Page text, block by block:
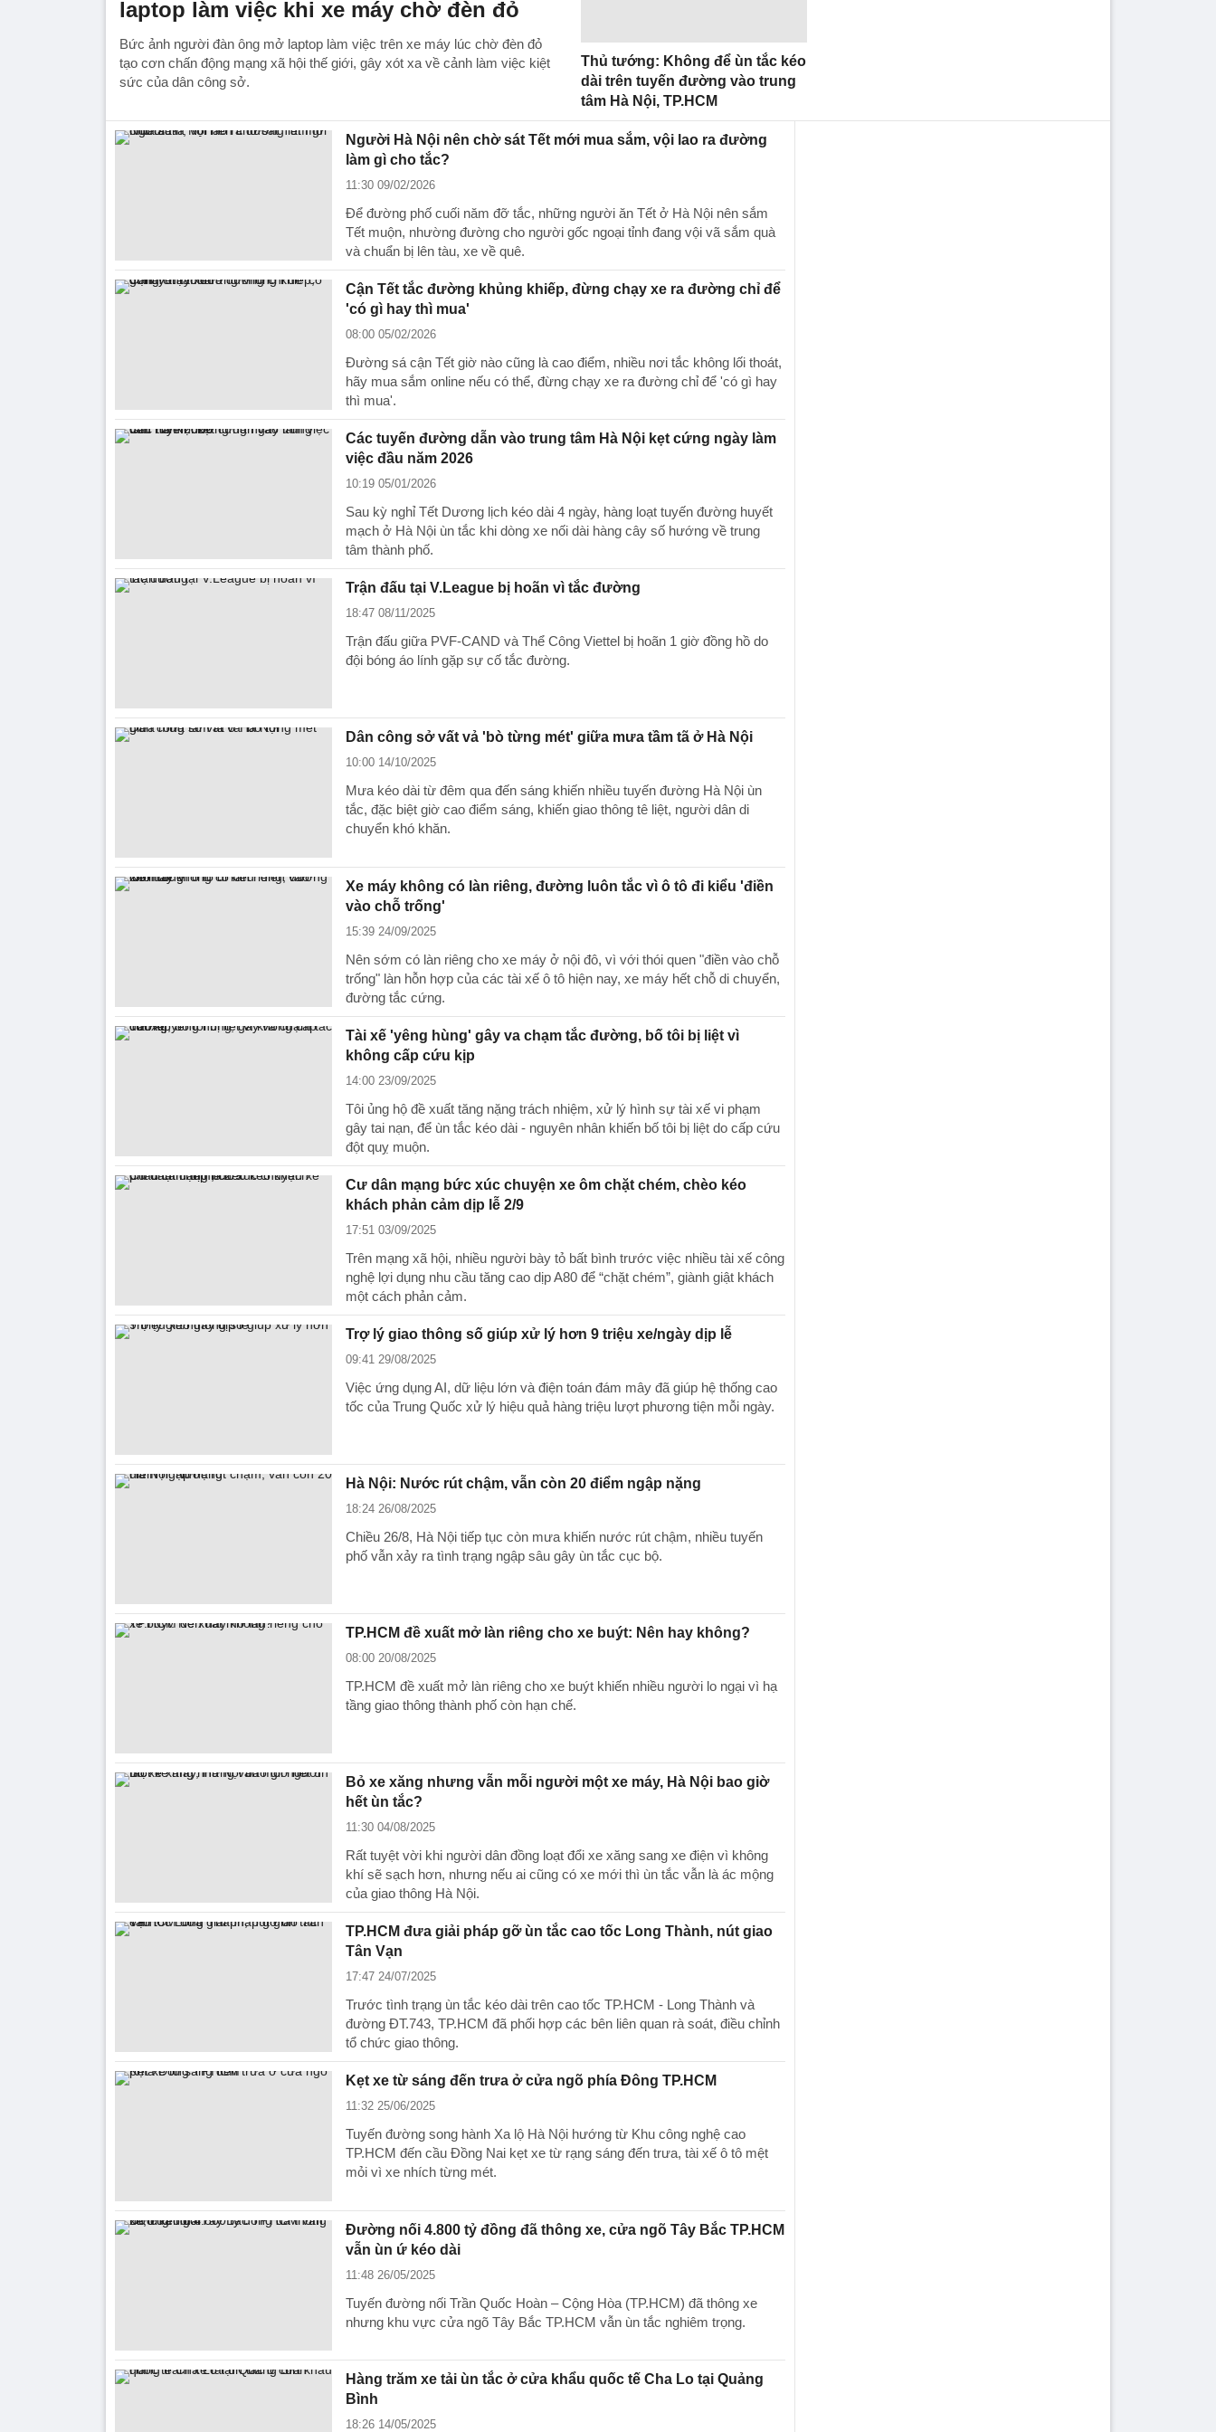
laptop làm việc khi xe máy chờ đèn đỏ
Bức ảnh người đàn ông mở laptop làm việc trên xe máy lúc chờ đèn đỏ
tạo cơn chấn động mạng xã hội thế giới, gây xót xa về cảnh làm việc kiệt
sức của dân công sở.
Thủ tướng: Không để ùn tắc kéo
dài trên tuyến đường vào trung
tâm Hà Nội, TP.HCM
Người Hà Nội nên chờ sát Tết mới mua sắm, vội lao ra đường
làm gì cho tắc?
11:30 09/02/2026
Để đường phố cuối năm đỡ tắc, những người ăn Tết ở Hà Nội nên sắm
Tết muộn, nhường đường cho người gốc ngoại tỉnh đang vội vã sắm quà
và chuẩn bị lên tàu, xe về quê.
Cận Tết tắc đường khủng khiếp, đừng chạy xe ra đường chỉ để
'có gì hay thì mua'
08:00 05/02/2026
Đường sá cận Tết giờ nào cũng là cao điểm, nhiều nơi tắc không lối thoát,
hãy mua sắm online nếu có thể, đừng chạy xe ra đường chỉ để 'có gì hay
thì mua'.
Các tuyến đường dẫn vào trung tâm Hà Nội kẹt cứng ngày làm
việc đầu năm 2026
10:19 05/01/2026
Sau kỳ nghỉ Tết Dương lịch kéo dài 4 ngày, hàng loạt tuyến đường huyết
mạch ở Hà Nội ùn tắc khi dòng xe nối dài hàng cây số hướng về trung
tâm thành phố.
Trận đấu tại V.League bị hoãn vì tắc đường
18:47 08/11/2025
Trận đấu giữa PVF-CAND và Thể Công Viettel bị hoãn 1 giờ đồng hồ do
đội bóng áo lính gặp sự cố tắc đường.
Dân công sở vất vả 'bò từng mét' giữa mưa tầm tã ở Hà Nội
10:00 14/10/2025
Mưa kéo dài từ đêm qua đến sáng khiến nhiều tuyến đường Hà Nội ùn
tắc, đặc biệt giờ cao điểm sáng, khiến giao thông tê liệt, người dân di
chuyển khó khăn.
Xe máy không có làn riêng, đường luôn tắc vì ô tô đi kiểu 'điền
vào chỗ trống'
15:39 24/09/2025
Nên sớm có làn riêng cho xe máy ở nội đô, vì với thói quen "điền vào chỗ
trống" làn hỗn hợp của các tài xế ô tô hiện nay, xe máy hết chỗ di chuyển,
đường tắc cứng.
Tài xế 'yêng hùng' gây va chạm tắc đường, bố tôi bị liệt vì
không cấp cứu kịp
14:00 23/09/2025
Tôi ủng hộ đề xuất tăng nặng trách nhiệm, xử lý hình sự tài xế vi phạm
gây tai nạn, để ùn tắc kéo dài - nguyên nhân khiến bố tôi bị liệt do cấp cứu
đột quỵ muộn.
Cư dân mạng bức xúc chuyện xe ôm chặt chém, chèo kéo
khách phản cảm dịp lễ 2/9
17:51 03/09/2025
Trên mạng xã hội, nhiều người bày tỏ bất bình trước việc nhiều tài xế công
nghệ lợi dụng nhu cầu tăng cao dịp A80 để “chặt chém”, giành giật khách
một cách phản cảm.
Trợ lý giao thông số giúp xử lý hơn 9 triệu xe/ngày dịp lễ
09:41 29/08/2025
Việc ứng dụng AI, dữ liệu lớn và điện toán đám mây đã giúp hệ thống cao
tốc của Trung Quốc xử lý hiệu quả hàng triệu lượt phương tiện mỗi ngày.
Hà Nội: Nước rút chậm, vẫn còn 20 điểm ngập nặng
18:24 26/08/2025
Chiều 26/8, Hà Nội tiếp tục còn mưa khiến nước rút chậm, nhiều tuyến
phố vẫn xảy ra tình trạng ngập sâu gây ùn tắc cục bộ.
TP.HCM đề xuất mở làn riêng cho xe buýt: Nên hay không?
08:00 20/08/2025
TP.HCM đề xuất mở làn riêng cho xe buýt khiến nhiều người lo ngại vì hạ
tầng giao thông thành phố còn hạn chế.
Bỏ xe xăng nhưng vẫn mỗi người một xe máy, Hà Nội bao giờ
hết ùn tắc?
11:30 04/08/2025
Rất tuyệt vời khi người dân đồng loạt đổi xe xăng sang xe điện vì không
khí sẽ sạch hơn, nhưng nếu ai cũng có xe mới thì ùn tắc vẫn là ác mộng
của giao thông Hà Nội.
TP.HCM đưa giải pháp gỡ ùn tắc cao tốc Long Thành, nút giao
Tân Vạn
17:47 24/07/2025
Trước tình trạng ùn tắc kéo dài trên cao tốc TP.HCM - Long Thành và
đường ĐT.743, TP.HCM đã phối hợp các bên liên quan rà soát, điều chỉnh
tổ chức giao thông.
Kẹt xe từ sáng đến trưa ở cửa ngõ phía Đông TP.HCM
11:32 25/06/2025
Tuyến đường song hành Xa lộ Hà Nội hướng từ Khu công nghệ cao
TP.HCM đến cầu Đồng Nai kẹt xe từ rạng sáng đến trưa, tài xế ô tô mệt
mỏi vì xe nhích từng mét.
Đường nối 4.800 tỷ đồng đã thông xe, cửa ngõ Tây Bắc TP.HCM
vẫn ùn ứ kéo dài
11:48 26/05/2025
Tuyến đường nối Trần Quốc Hoàn – Cộng Hòa (TP.HCM) đã thông xe
nhưng khu vực cửa ngõ Tây Bắc TP.HCM vẫn ùn tắc nghiêm trọng.
Hàng trăm xe tải ùn tắc ở cửa khẩu quốc tế Cha Lo tại Quảng
Bình
18:26 14/05/2025